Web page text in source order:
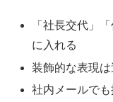
「社長交代」
に入れる
装飾的な表現
社内メールで